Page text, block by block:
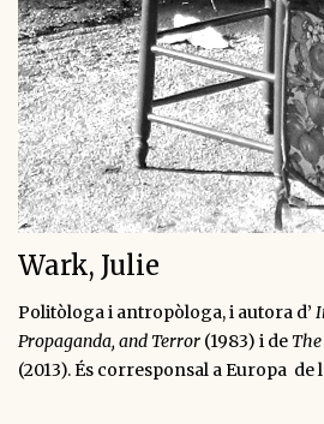
Wark, Julie
Politòloga i antropòloga, i autora d’
Propaganda, and Terror (1983) i de
(2013). És corresponsal a Europa de